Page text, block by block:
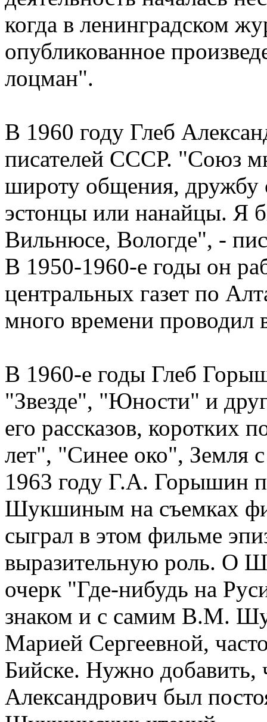
когда в ленинградском
опубликованное
лоцман".
В 1960 году Глеб
писателей СССР. "Союз
широту общения, дружбу
эстонцы или нанайцы. Я
Вильнюсе, Вологде", -
В 1950-1960-е годы он
центральных газет по
много времени проводил
В 1960-е годы Глеб
"Звезде", "Юности" и
его рассказов, коротких
лет", "Синее око", Земля
1963 году Г.А. Горышин
Шукшиным на съемках
сыграл в этом фильме
выразительную роль. О
очерк "Где-нибудь на
знаком и с самим В.М.
Марией Сергеевной,
Бийске. Нужно добавить,
Александрович был